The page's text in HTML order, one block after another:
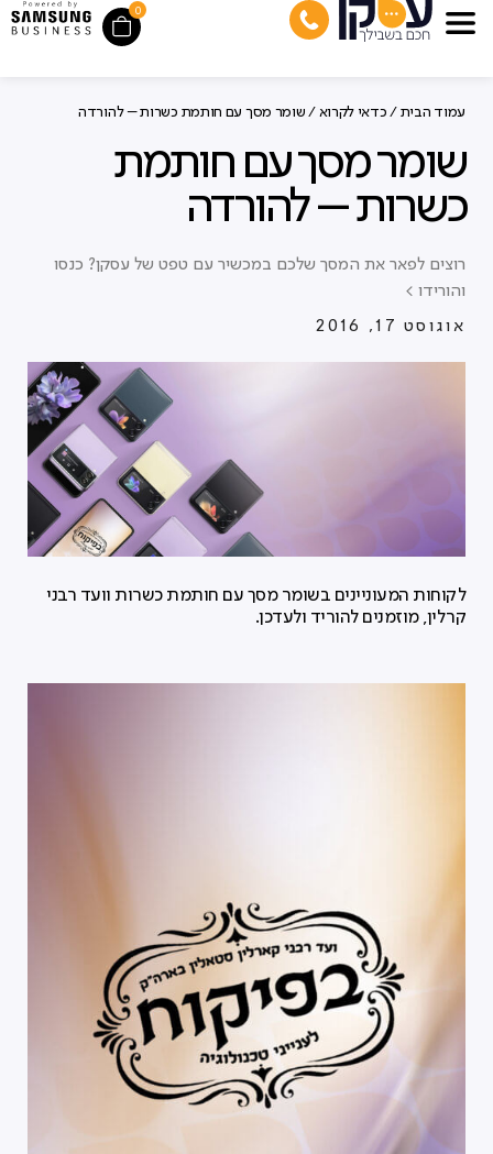
0
עמוד הבית / כדאי לקרוא / שומר מסך עם חותמת כשרות – להורדה
שומר מסך עם חותמת
כשרות – להורדה
רוצים לפאר את המסך שלכם במכשיר עם טפט של עסקן? כנסו
והורידו >
אוגוסט 17, 2016
לקוחות המעוניינים בשומר מסך עם חותמת כשרות וועד רבני
קרלין, מוזמנים להוריד ולעדכן.